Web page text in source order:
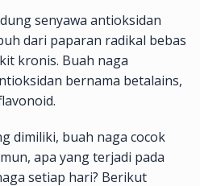
senyawa antioksidan
dari paparan radikal bebas
kronis. Buah naga
bernama betalains,
dimiliki, buah naga cocok
apa yang terjadi pada
setiap hari? Berikut